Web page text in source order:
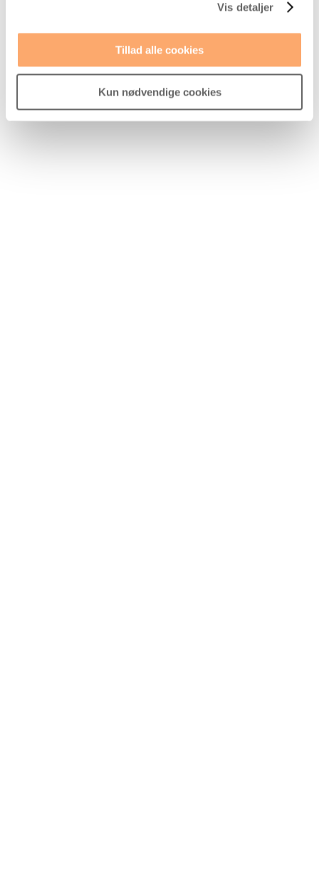
Vis detaljer
Tillad alle cookies
Kun nødvendige cookies